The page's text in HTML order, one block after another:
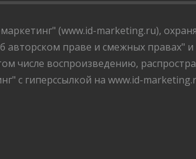
(www.id-marketing.ru),
авторском праве и смежных правах" и
числе воспроизведению,
с гиперссылкой на www.id-